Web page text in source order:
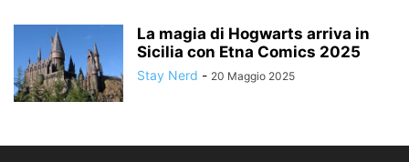
La magia di Hogwarts arriva in
Sicilia con Etna Comics 2025
Stay Nerd - 20 Maggio 2025